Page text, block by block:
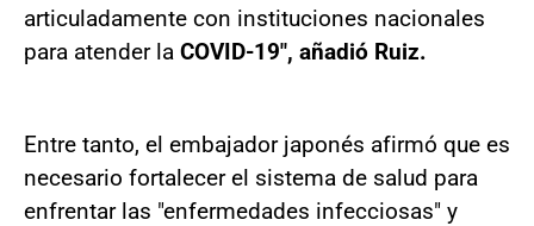
articuladamente con instituciones nacionales
para atender la COVID-19", añadió Ruiz.
Entre tanto, el embajador japonés afirmó que es
necesario fortalecer el sistema de salud para
enfrentar las "enfermedades infecciosas" y